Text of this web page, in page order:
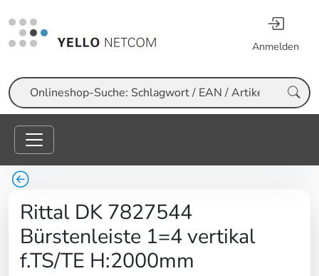
Anmelden
Suche
Rittal DK 7827544
Bürstenleiste 1=4 vertikal
f.TS/TE H:2000mm